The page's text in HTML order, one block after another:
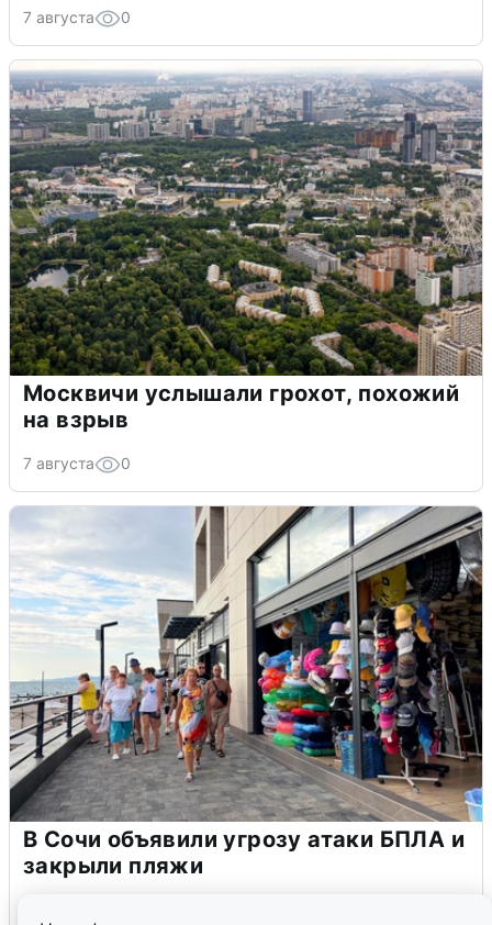
7 августа 0
Москвичи услышали грохот, похожий
на взрыв
7 августа 0
В Сочи объявили угрозу атаки БПЛА и
закрыли пляжи